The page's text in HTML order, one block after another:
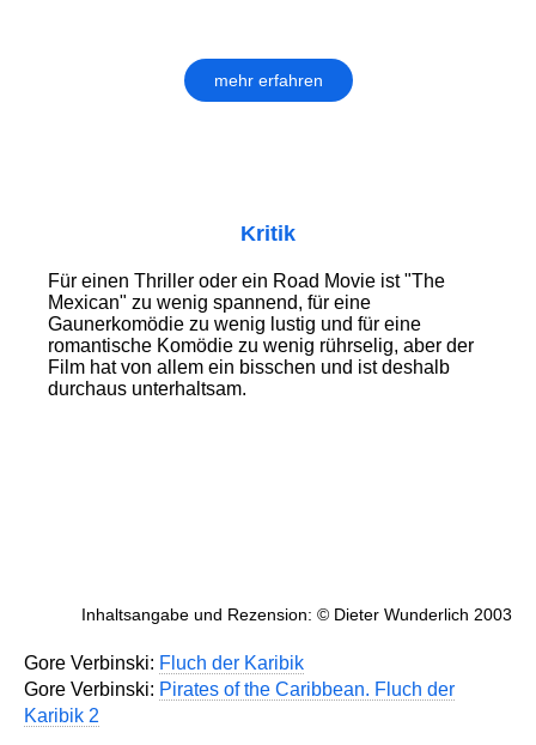
mehr erfahren
Kritik
Für einen Thriller oder ein Road Movie ist "The
Mexican" zu wenig spannend, für eine
Gaunerkomödie zu wenig lustig und für eine
romantische Komödie zu wenig rührselig, aber der
Film hat von allem ein bisschen und ist deshalb
durchaus unterhaltsam.
Inhaltsangabe und Rezension: © Dieter Wunderlich 2003
Gore Verbinski: Fluch der Karibik
Gore Verbinski: Pirates of the Caribbean. Fluch der
Karibik 2